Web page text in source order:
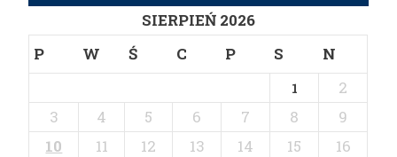
SIERPIEŃ 2026
P
W Ś C P S N
1
2
3
4 5 6 7 8
9
10
11 12 13 14 15
16